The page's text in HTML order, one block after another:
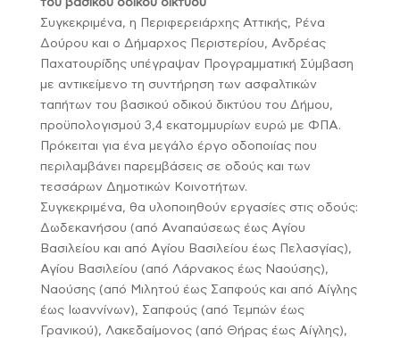
του βασικού οδικού δικτύου
Συγκεκριμένα, η Περιφερειάρχης Αττικής, Ρένα
Δούρου και ο Δήμαρχος Περιστερίου, Ανδρέας
Παχατουρίδης υπέγραψαν Προγραμματική Σύμβαση
με αντικείμενο τη συντήρηση των ασφαλτικών
ταπήτων του βασικού οδικού δικτύου του Δήμου,
προϋπολογισμού 3,4 εκατομμυρίων ευρώ με ΦΠΑ.
Πρόκειται για ένα μεγάλο έργο οδοποιίας που
περιλαμβάνει παρεμβάσεις σε οδούς και των
τεσσάρων Δημοτικών Κοινοτήτων.
Συγκεκριμένα, θα υλοποιηθούν εργασίες στις οδούς:
Δωδεκανήσου (από Αναπαύσεως έως Αγίου
Βασιλείου και από Αγίου Βασιλείου έως Πελασγίας),
Αγίου Βασιλείου (από Λάρνακος έως Ναούσης),
Ναούσης (από Μιλητού έως Σαπφούς και από Αίγλης
έως Ιωαννίνων), Σαπφούς (από Τεμπών έως
Γρανικού), Λακεδαίμονος (από Θήρας έως Αίγλης),